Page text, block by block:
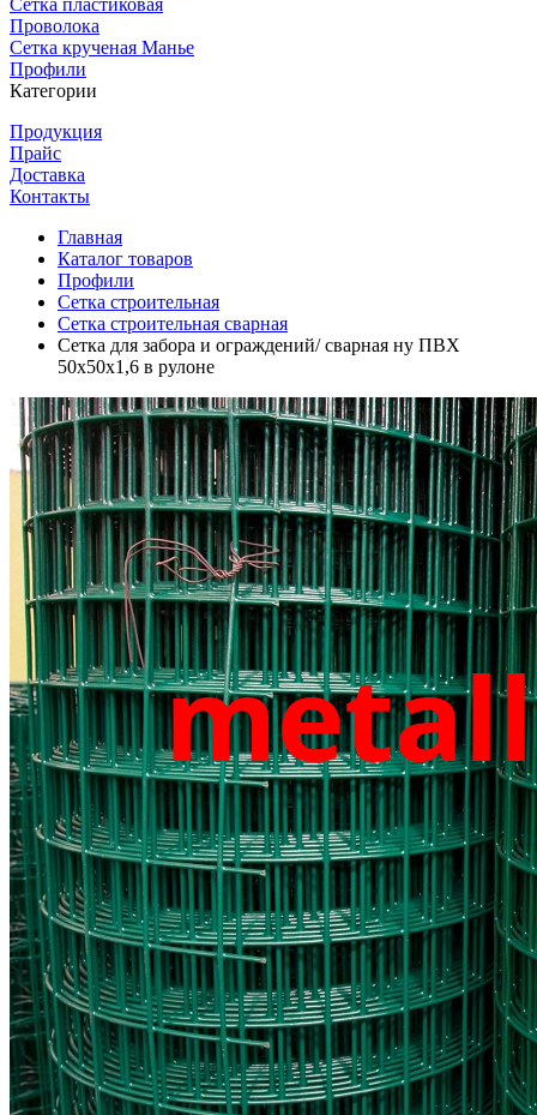
Сетка пластиковая
Проволока
Сетка крученая Манье
Профили
Категории
Продукция
Прайс
Доставка
Контакты
Главная
Каталог товаров
Профили
Сетка строительная
Сетка строительная сварная
Сетка для забора и ограждений/ сварная ну ПВХ
50х50х1,6 в рулоне